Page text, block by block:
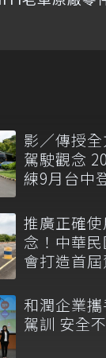
影／傳授
駕駛觀念
練9月台中
推廣正確
念！中華
會打造首
和潤企業
駕訓 安全